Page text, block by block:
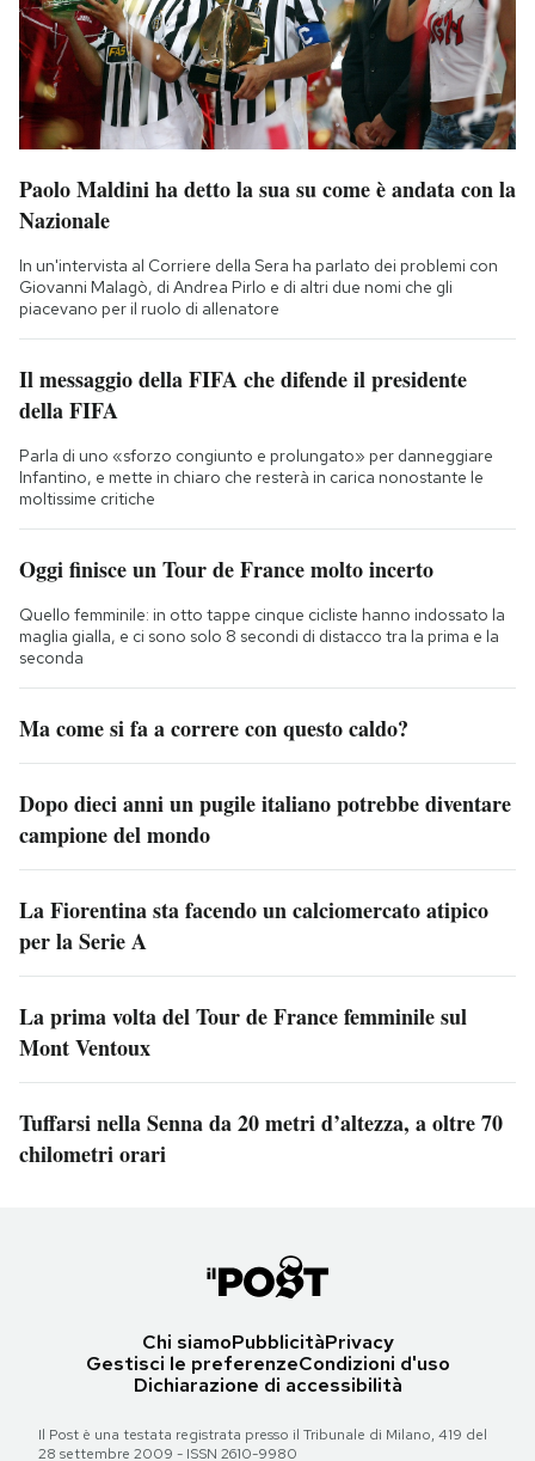
Paolo Maldini ha detto la sua su come è andata con la
Nazionale
In un'intervista al Corriere della Sera ha parlato dei problemi con
Giovanni Malagò, di Andrea Pirlo e di altri due nomi che gli
piacevano per il ruolo di allenatore
Il messaggio della FIFA che difende il presidente
della FIFA
Parla di uno «sforzo congiunto e prolungato» per danneggiare
Infantino, e mette in chiaro che resterà in carica nonostante le
moltissime critiche
Oggi finisce un Tour de France molto incerto
Quello femminile: in otto tappe cinque cicliste hanno indossato la
maglia gialla, e ci sono solo 8 secondi di distacco tra la prima e la
seconda
Ma come si fa a correre con questo caldo?
Dopo dieci anni un pugile italiano potrebbe diventare
campione del mondo
La Fiorentina sta facendo un calciomercato atipico
per la Serie A
La prima volta del Tour de France femminile sul
Mont Ventoux
Tuffarsi nella Senna da 20 metri d’altezza, a oltre 70
chilometri orari
Chi siamoPubblicitàPrivacy
Gestisci le preferenzeCondizioni d'uso
Dichiarazione di accessibilità
Il Post è una testata registrata presso il Tribunale di Milano, 419 del
28 settembre 2009 - ISSN 2610-9980